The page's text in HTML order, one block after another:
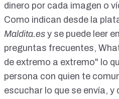
dinero por cada imagen o
Como indican desde la
Maldita.es y se puede leer
preguntas frecuentes,
de extremo a extremo" lo
persona con quien te
escuchar lo que se envía, y